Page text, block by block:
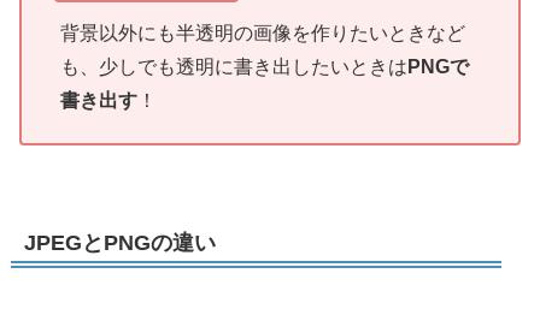
背景以外にも半透明の画像を作りたいときなど
も、少しでも透明に書き出したいときは PNGで
書き出す ！
JPEGとPNGの違い